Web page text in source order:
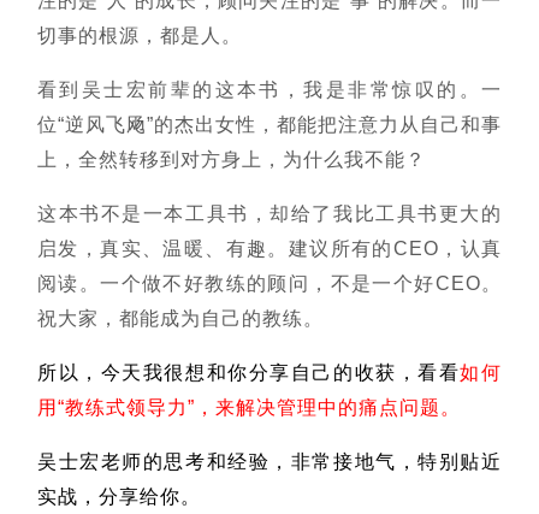
切事的根源，都是人。
看到吴士宏前辈的这本书，我是非常惊叹的。一
位“逆风飞飏”的杰出女性，都能把注意力从自己和事
上，全然转移到对方身上，为什么我不能？
这本书不是一本工具书，却给了我比工具书更大的
启发，真实、温暖、有趣。建议所有的CEO，认真
阅读。一个做不好教练的顾问，不是一个好CEO。
祝大家，都能成为自己的教练。
所以，今天我很想和你分享自己的收获，看看如何
用“教练式领导力”，来解决管理中的痛点问题。
吴士宏老师的思考和经验，非常接地气，特别贴近
实战，分享给你。